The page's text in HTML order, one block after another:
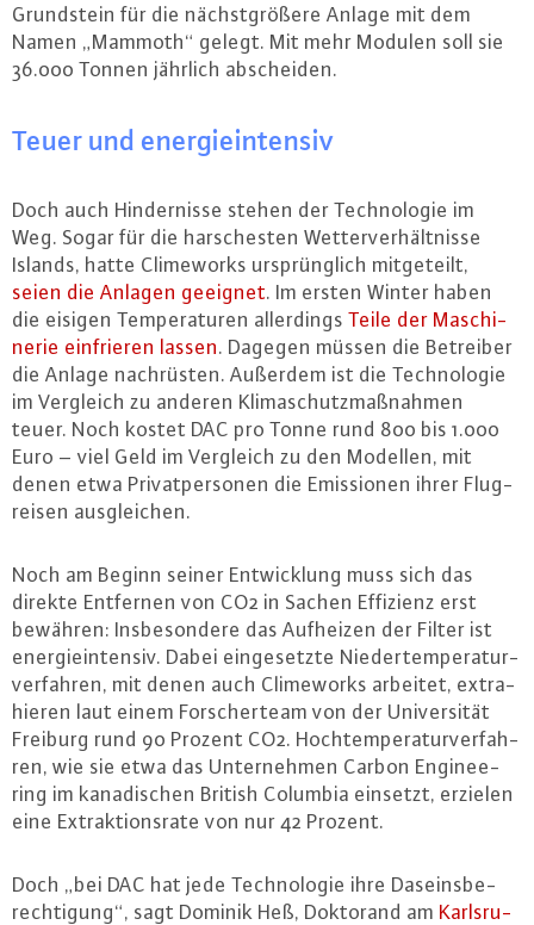
Grund­stein für die nächst­grö­ße­re Anlage mit dem
Namen „Mammoth“ gelegt. Mit mehr Modulen soll sie
36.000 Tonnen jährlich ab­schei­den.
Teuer und en­er­gie­in­ten­siv
Doch auch Hin­der­nis­se stehen der Tech­no­lo­gie im
Weg. Sogar für die har­sches­ten Wet­ter­ver­hält­nis­se
Islands, hatte Clime­works ur­sprüng­lich mit­ge­teilt,
seien die Anlagen geeignet. Im ersten Winter haben
die eisigen Tem­pe­ra­tu­ren al­ler­dings Teile der Ma­schi­
ne­rie ein­frie­ren lassen. Dagegen müssen die Betreiber
die Anlage nach­rüs­ten. Außerdem ist die Tech­no­lo­gie
im Vergleich zu anderen Kli­ma­schutz­maß­nah­men
teuer. Noch kostet DAC pro Tonne rund 800 bis 1.000
Euro – viel Geld im Vergleich zu den Modellen, mit
denen etwa Pri­vat­per­so­nen die Emis­sio­nen ihrer Flug­
rei­sen aus­glei­chen.
Noch am Beginn seiner Ent­wick­lung muss sich das
direkte Entfernen von CO2 in Sachen Effizienz erst
bewähren: Ins­be­son­de­re das Aufheizen der Filter ist
en­er­gie­in­ten­siv. Dabei ein­ge­setz­te Nie­der­tem­pe­ra­tur­
ver­fah­ren, mit denen auch Clime­works arbeitet, ex­tra­
hie­ren laut einem For­scher­team von der Uni­ver­si­tät
Freiburg rund 90 Prozent CO2. Hoch­tem­pe­ra­tur­ver­fah­
ren, wie sie etwa das Un­ter­neh­men Carbon En­gi­nee­
ring im ka­na­di­schen British Columbia einsetzt, erzielen
eine Ex­trak­ti­ons­ra­te von nur 42 Prozent.
Doch „bei DAC hat jede Tech­no­lo­gie ihre Da­seins­be­
rech­ti­gung“, sagt Dominik Heß, Doktorand am Karls­ru­